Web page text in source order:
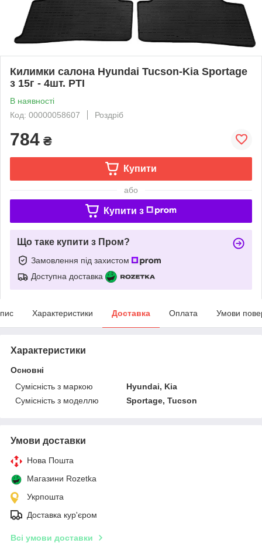
Килимки салона Hyundai Tucson-Kia Sportage
з 15г - 4шт. РТІ
В наявності
Код: 00000058607
Роздріб
784 ₴
Купити
або
Купити з
Що таке купити з Пром?
Замовлення під захистом
Доступна доставка
Характеристики Доставка Оплата Умови
Характеристики
Основні
Сумісність з маркою
Hyundai, Kia
Сумісність з моделлю
Sportage, Tucson
Умови доставки
Нова Пошта
Магазини Rozetka
Укрпошта
Доставка кур'єром
Всі умови доставки